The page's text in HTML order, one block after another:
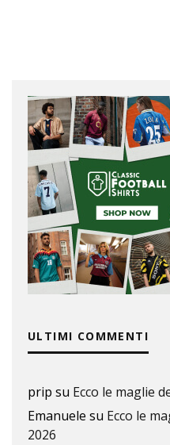
ULTIMI COMMENTI
prip su Ecco le maglie
Emanuele su Ecco le
2026